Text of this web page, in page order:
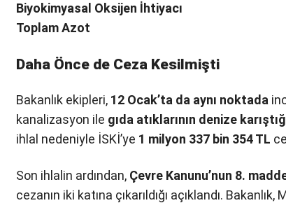
Biyokimyasal Oksijen İhtiyacı
Toplam Azot
Daha Önce de Ceza Kesilmişti
Bakanlık ekipleri, 12 Ocak’ta da aynı noktada
kanalizasyon ile gıda atıklarının denize
ihlal nedeniyle İSKİ’ye 1 milyon 337 bin 354 TL
Son ihlalin ardından, Çevre Kanunu’nun 8.
cezanın iki katına çıkarıldığı açıklandı. Bakanlık,